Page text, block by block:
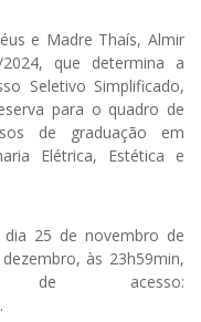
e Madre Thaís, Almir
que determina a
Seletivo Simplificado,
para o quadro de
de graduação em
Elétrica, Estética e
25 de novembro de
às 23h59min,
acesso:
.